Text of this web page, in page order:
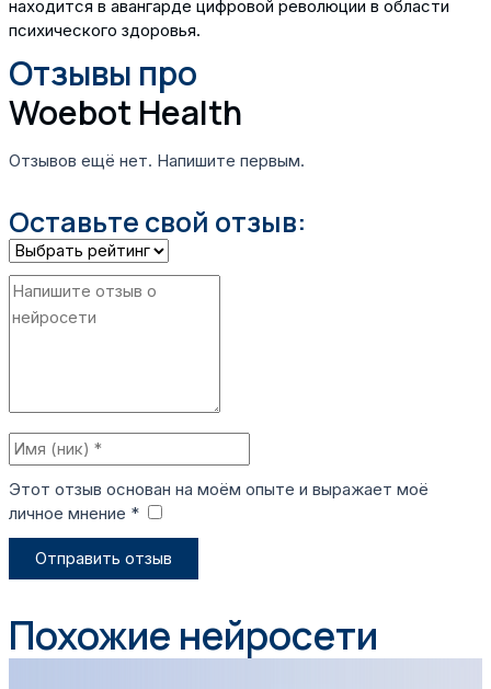
находится в авангарде цифровой революции в области
психического здоровья.
Отзывы про
Woebot Health
Отзывов ещё нет. Напишите первым.
Оставьте свой отзыв:
Этот отзыв основан на моём опыте и выражает моё
личное мнение *
Отправить отзыв
Похожие нейросети